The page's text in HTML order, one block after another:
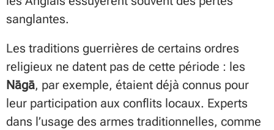
sanglantes.
Les traditions guerrières de certains ordres
religieux ne datent pas de cette période : les
Nāgā, par exemple, étaient déjà connus pour
leur participation aux conflits locaux. Experts
dans l’usage des armes traditionnelles, comme